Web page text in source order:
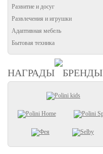
Развитие и досуг
Развлечения и игрушки
Адаптивная мебель
Бытовая техника
НАГРАДЫ БРЕНДЫ